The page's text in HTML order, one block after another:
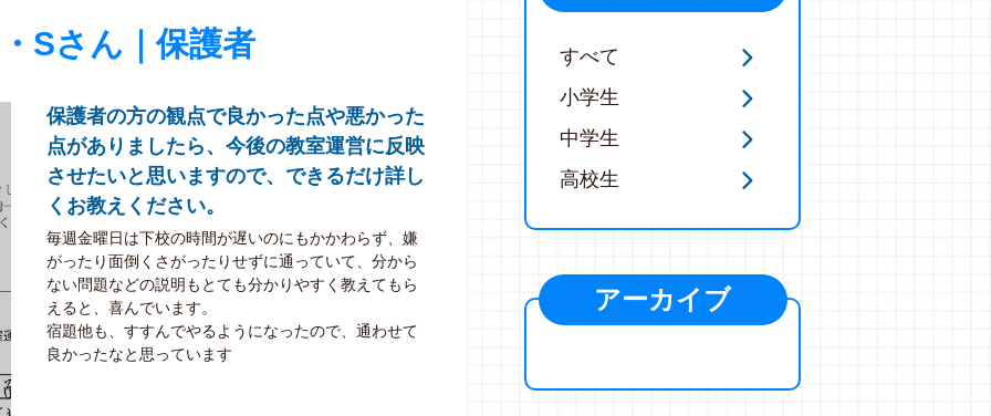
Sさん｜保護者
保護者の方の観点で良かった点や悪かった
点がありましたら、今後の教室運営に反映
させたいと思いますので、できるだけ詳し
くお教えください。
毎週金曜日は下校の時間が遅いのにもかかわらず、嫌
がったり面倒くさがったりせずに通っていて、分から
ない問題などの説明もとても分かりやすく教えてもら
えると、喜んでいます。
宿題他も、すすんでやるようになったので、通わせて
良かったなと思っています
すべて
小学生
中学生
高校生
アーカイブ